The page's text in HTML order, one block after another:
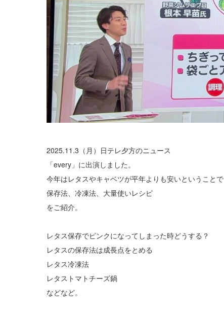
2025.11.3（月）日テレ夕方のニュース
「every」に出演しました。
今年はレタスやキャベツが平年よりも安いということで
保存法、冷凍法、大量使いレシピ
をご紹介。
レタス保存でピンクになってしまった時どうする？
レタスの保存法は成長点をとめる
レタス冷凍法
レタストマトチーズ鍋
などなど。